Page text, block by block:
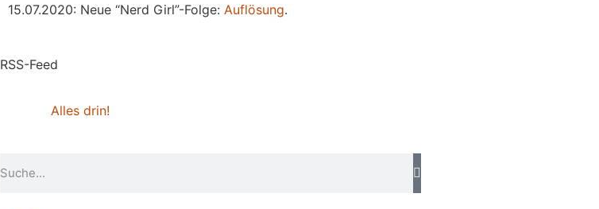
15.07.2020: Neue “Nerd Girl”-Folge: Auflösung.
RSS-Feed
Alles drin!